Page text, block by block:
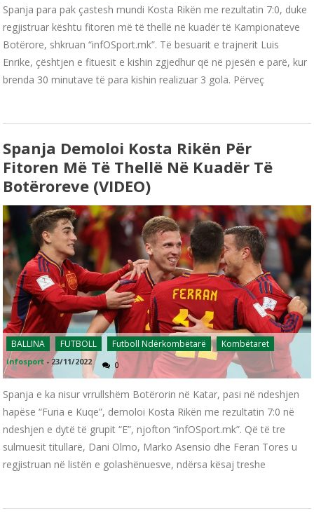
Spanja para pak çastesh mundi Kosta Rikën me rezultatin 7:0, duke
regjistruar kështu fitoren më të thellë në kuadër të Kampionateve
Botërore, shkruan “infOSport.mk”. Të besuarit e trajnerit Luis
Enrike, çështjen e fituesit e kishin zgjedhur që në pjesën e parë, kur
brenda 30 minutave të para kishin realizuar 3 gola. Përveç
Spanja Demoloi Kosta Rikën Për
Fitoren Më Të Thellë Në Kuadër Të
Botëroreve (VIDEO)
BALLINA FUTBOLL Futboll Ndërkombëtarë Kombëtaret
infosport - 23/11/2022 0
Spanja e ka nisur vrrullshëm Botërorin në Katar, pasi në ndeshjen
hapëse “Furia e Kuqe”, demoloi Kosta Rikën me rezultatin 7:0 në
ndeshjen e dytë të grupit “E”, njofton “infOSport.mk”. Që të tre
sulmuesit titullarë, Dani Olmo, Marko Asensio dhe Feran Tores u
regjistruan në listën e golashënuesve, ndërsa kësaj treshe